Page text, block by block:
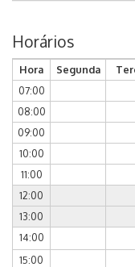
Horários
Hora Segunda
07:00
08:00
09:00
10:00
11:00
12:00
13:00
14:00
15:00